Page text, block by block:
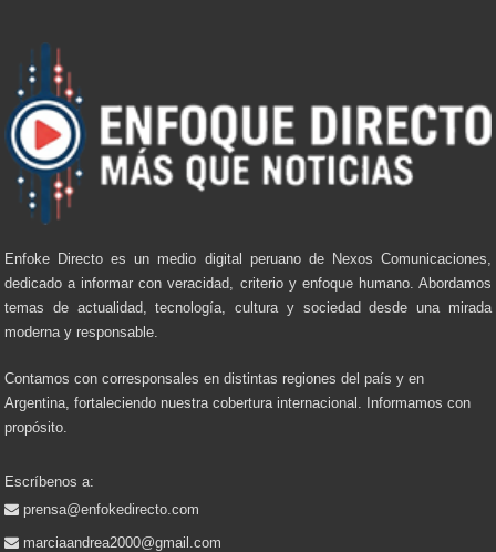
Enfoke Directo es un medio digital peruano de Nexos Comunicaciones,
dedicado a informar con veracidad, criterio y enfoque humano. Abordamos
temas de actualidad, tecnología, cultura y sociedad desde una mirada
moderna y responsable.
Contamos con corresponsales en distintas regiones del país y en
Argentina, fortaleciendo nuestra cobertura internacional. Informamos con
propósito.
Escríbenos a:
prensa@enfokedirecto.com
marciaandrea2000@gmail.com